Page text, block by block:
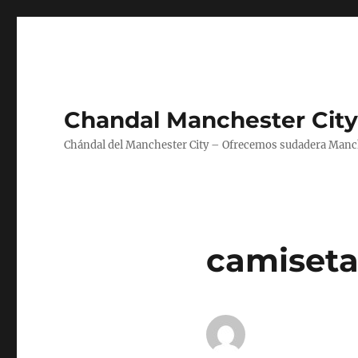
Chandal Manchester
Chándal del Manchester City – Ofrecemos sudadera